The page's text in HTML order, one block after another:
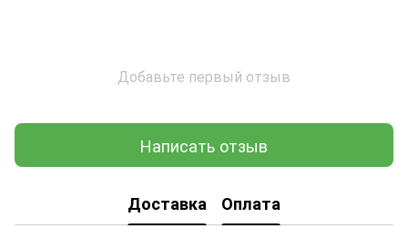
Добавьте первый отзыв
Написать отзыв
Доставка Оплата